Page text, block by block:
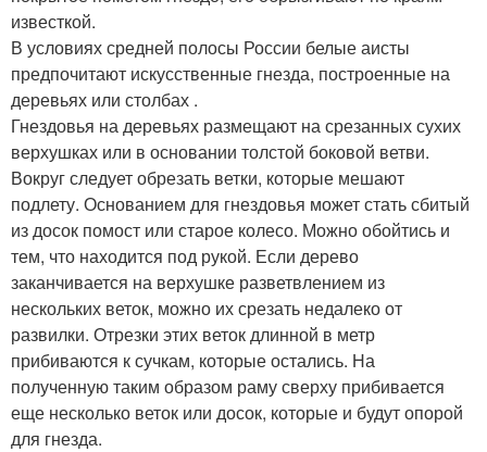
известкой.
В условиях средней полосы России белые аисты
предпочитают искусственные гнезда, построенные на
деревьях или столбах .
Гнездовья на деревьях размещают на срезанных сухих
верхушках или в основании толстой боковой ветви.
Вокруг следует обрезать ветки, которые мешают
подлету. Основанием для гнездовья может стать сбитый
из досок помост или старое колесо. Можно обойтись и
тем, что находится под рукой. Если дерево
заканчивается на верхушке разветвлением из
нескольких веток, можно их срезать недалеко от
развилки. Отрезки этих веток длинной в метр
прибиваются к сучкам, которые остались. На
полученную таким образом раму сверху прибивается
еще несколько веток или досок, которые и будут опорой
для гнезда.